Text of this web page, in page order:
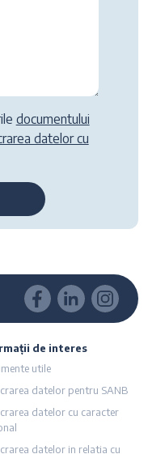
documentului
datelor cu
de interes
utile
datelor pentru SANB
datelor cu caracter
datelor in relatia cu